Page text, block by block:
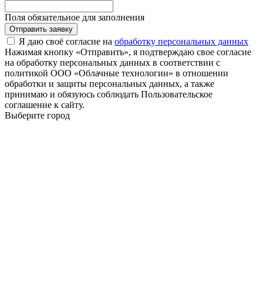
Поля обязательное для заполнения
Отправить заявку
Я даю своё согласие на обработку персональных данных
Нажимая кнопку «Отправить», я подтверждаю свое согласие
на обработку персональных данных в соответствии с
политикой ООО «Облачные технологии» в отношении
обработки и защиты персональных данных, а также
принимаю и обязуюсь соблюдать Пользовательское
соглашение к сайту.
Выберите город